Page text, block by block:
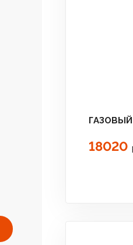
ГАЗОВЫЙ
18020